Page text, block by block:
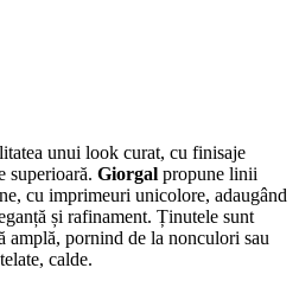
unui look curat, cu finisaje
superioară. Giorgal propune linii
cu imprimeuri unicolore, adaugând
și rafinament. Ținutele sunt
amplă, pornind de la nonculori sau
calde.